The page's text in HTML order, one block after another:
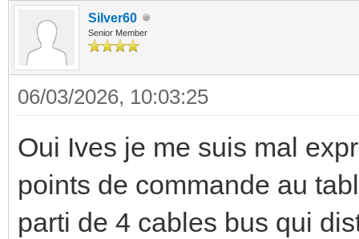
Silver60
Senior Member
06/03/2026, 10:03:25
Oui Ives je me suis mal
points de commande au
parti de 4 cables bus qui